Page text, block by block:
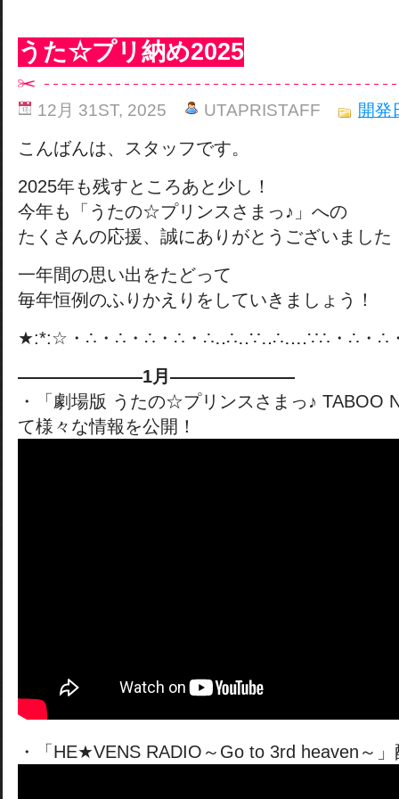
うた☆プリ納め2025
12月 31ST, 2025 UTAPRISTAFF 開発
こんばんは、スタッフです。
2025年も残すところあと少し！
今年も「うたの☆プリンスさまっ♪」への
たくさんの応援、誠にありがとうございました
一年間の思い出をたどって
毎年恒例のふりかえりをしていきましょう！
★:*:☆・∴・∴・∴・∴・∴‥∴‥∵‥∴‥‥∵∴・∴・∴
———————1月———————
・「劇場版 うたの☆プリンスさまっ♪ TABOO
て様々な情報を公開！
・「HE★VENS RADIO～Go to 3rd heaven～